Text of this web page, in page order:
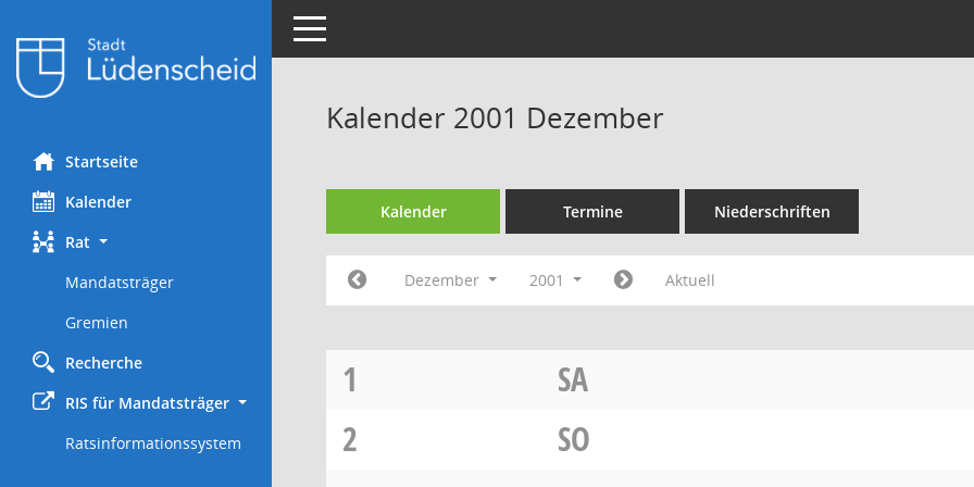
Startseite
Kalender
Rat
Mandatsträger
Gremien
Recherche
RIS für Mandatsträger
Ratsinformationssystem
Toggle navigation
Kalender 2001 Dezember
Kalender Termine Niederschriften
Dezember 2001 Aktuell
1
SA
2
SO